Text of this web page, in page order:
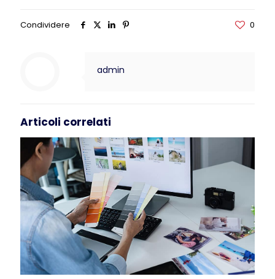
Condividere 0
admin
Articoli correlati